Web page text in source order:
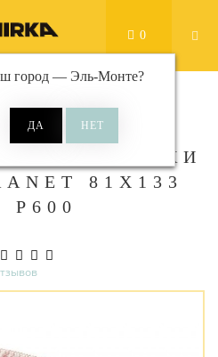
город — Эль-Монте?
0
81x133 мм
ПОЛОСКИ
81X133